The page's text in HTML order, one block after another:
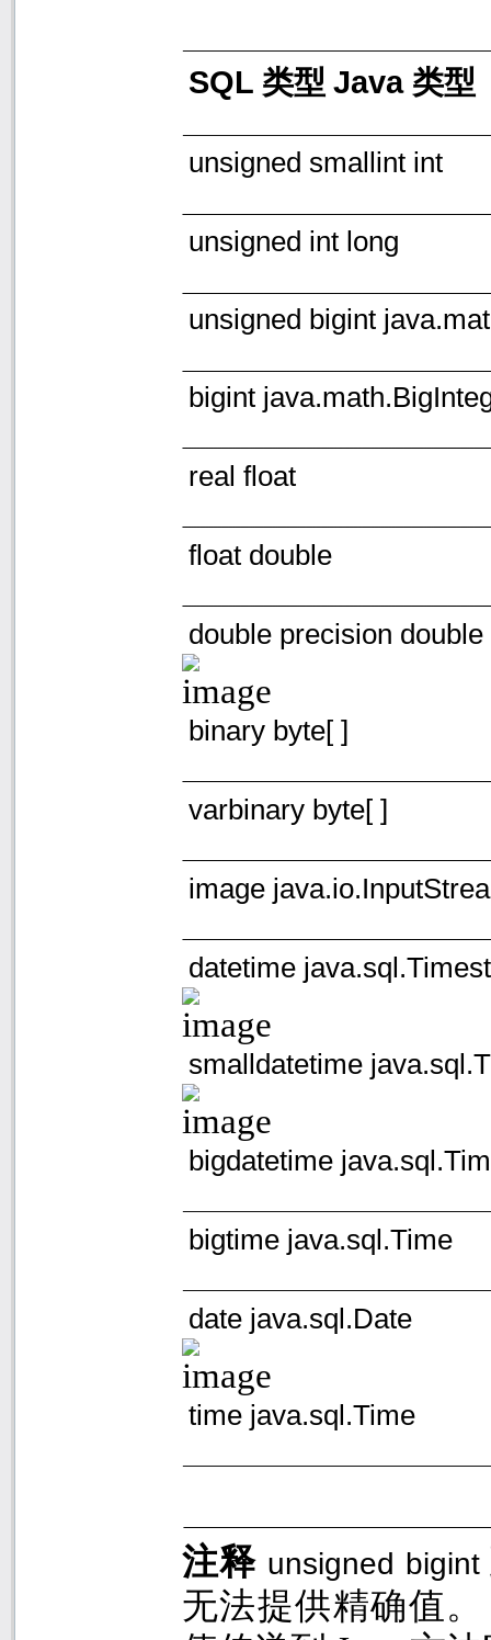
SQL 类型Java 类型
unsigned smallint int
unsigned int long
unsigned bigint
bigint
real float
float double
double precision double
binary byte[ ]
varbinary byte[ ]
image
datetime
smalldatetime
bigdatetime
bigtime java.sql.Time
date java.sql.Date
time java.sql.Time
注释 unsigned bigint
无法提供精确值